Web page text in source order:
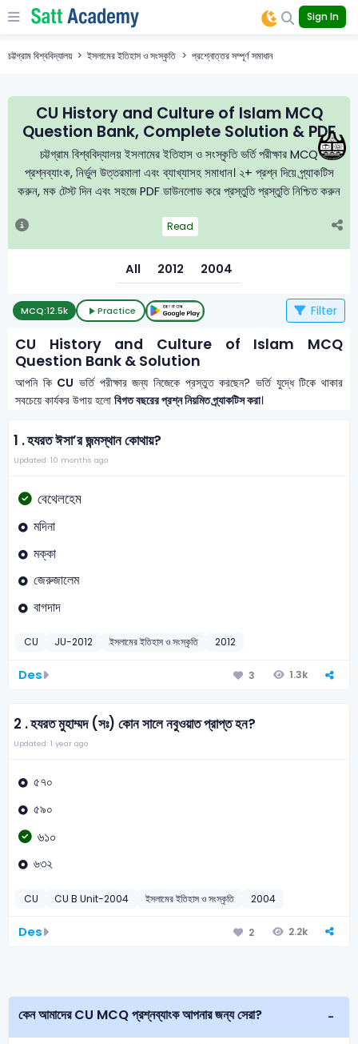
Sign In
চট্টগ্রাম বিশ্ববিদ্যালয় ইসলামের ইতিহাস ও সংস্কৃতি প্রশ্নোত্তর সম্পূর্ণ সমাধান
CU History and Culture of Islam MCQ
Question Bank, Complete Solution & PDF
চট্টগ্রাম বিশ্ববিদ্যালয় ইসলামের ইতিহাস ও সংস্কৃতি ভর্তি পরীক্ষার MCQ
প্রশ্নব্যাংক, নির্ভুল উত্তরমালা এবং ব্যাখ্যাসহ সমাধান। ২+ প্রশ্ন দিয়ে প্র্যাকটিস
করুন, মক টেস্ট দিন এবং সহজে PDF ডাউনলোড করে প্রস্তুতি প্রস্তুতি নিশ্চিত করুন
Read
All 2012 2004
MCQ:12.5k Practice Filter
CU History and Culture of Islam MCQ
Question Bank & Solution
আপনি কি CU ভর্তি পরীক্ষার জন্য নিজেকে প্রস্তুত করছেন? ভর্তি যুদ্ধে টিকে থাকার
সবচেয়ে কার্যকর উপায় হলোবিগত বছরের প্রশ্ন নিয়মিত প্র্যাকটিস করা।
1 .হযরত ঈসা’র জন্মস্থান কোথায়?
Updated: 10 months ago
বেথেলহেম
মদিনা
মক্কা
জেরুজালেম
বাগদাদ
CU JU-2012 ইসলামের ইতিহাস ও সংস্কৃতি 2012
Des 3 1.3k
2 .হযরত মুহাম্মদ (সঃ) কোন সালে নবুওয়াত প্রাপ্ত হন?
Updated: 1 year ago
৫৭০
৫৯০
৬১০
৬৩২
CU CU B Unit-2004 ইসলামের ইতিহাস ও সংস্কৃতি 2004
Des 2 2.2k
কেন আমাদের CU MCQ প্রশ্নব্যাংক আপনার জন্য সেরা?